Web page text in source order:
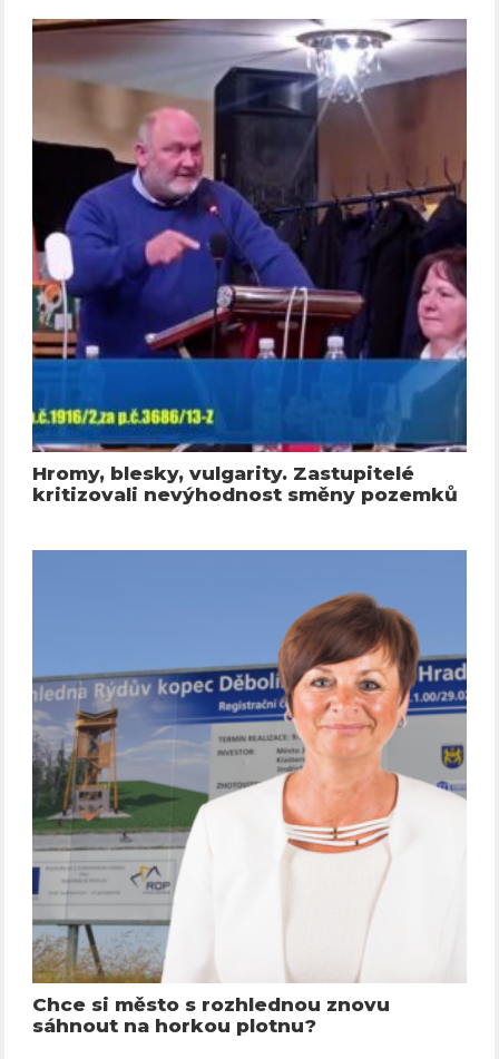
Hromy, blesky, vulgarity. Zastupitelé
kritizovali nevýhodnost směny pozemků
Chce si město s rozhlednou znovu
sáhnout na horkou plotnu?